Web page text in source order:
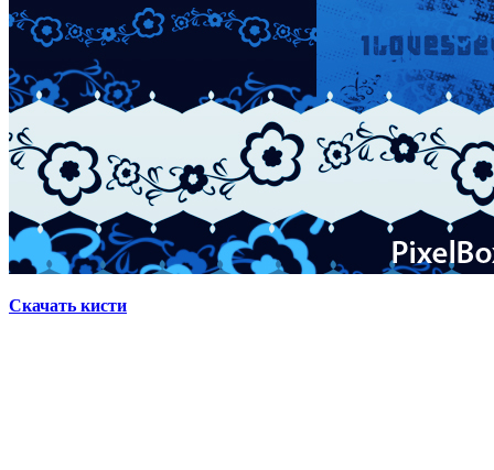
Скачать кисти